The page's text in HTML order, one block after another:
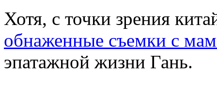
Хотя, с точки зрения
обнаженные съемки с
эпатажной жизни Гань.